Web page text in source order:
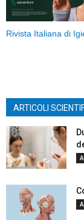
Rivista Italiana di
ARTICOLI